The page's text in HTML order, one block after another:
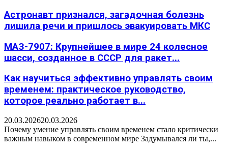
Астронавт признался, загадочная болезнь
лишила речи и пришлось эвакуировать МКС
МАЗ-7907: Крупнейшее в мире 24 колесное
шасси, созданное в СССР для ракет...
Как научиться эффективно управлять своим
временем: практическое руководство,
которое реально работает в...
20.03.202620.03.2026
Почему умение управлять своим временем стало критически
важным навыком в современном мире Задумывался ли ты,...